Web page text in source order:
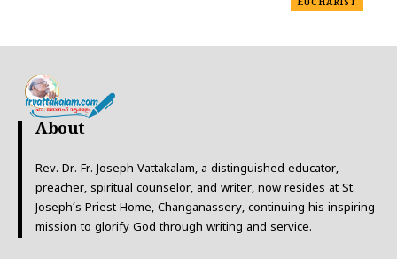
EUCHARIST
About
Rev. Dr. Fr. Joseph Vattakalam, a distinguished educator,
preacher, spiritual counselor, and writer, now resides at St.
Joseph’s Priest Home, Changanassery, continuing his inspiring
mission to glorify God through writing and service.